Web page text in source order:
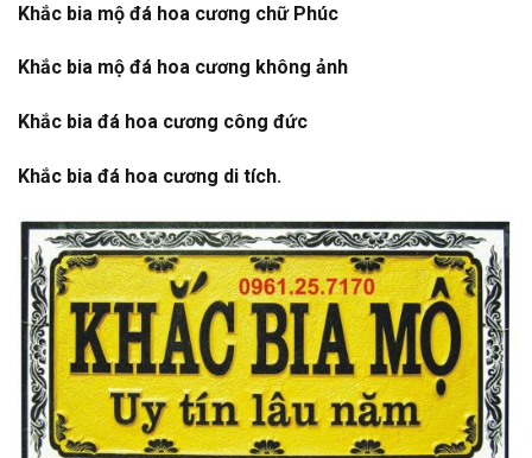
Khắc bia mộ đá hoa cương chữ Phúc
Khắc bia mộ đá hoa cương không ảnh
Khắc bia đá hoa cương công đức
Khắc bia đá hoa cương di tích.